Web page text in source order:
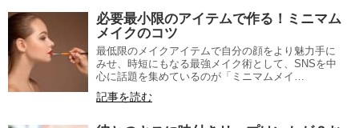
必要最小限のアイテムで作る！ミニマム
メイクのコツ
最低限のメイクアイテムで自分の顔をより魅力手に
みせ、時短にもなる最強メイク術として、SNSを中
心に話題を集めているのが「ミニマムメイ…
記事を読む